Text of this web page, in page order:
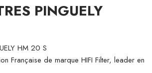
PINGUELY
HM 20 S
Française de marque HIFI Filter, leader en